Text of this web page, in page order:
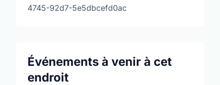
4745-92d7-5e5dbcefd0ac
Événements à venir à cet
endroit